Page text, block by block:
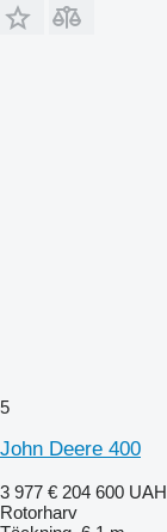
5
John Deere 400
3 977 € 204 600 UAH
Rotorharv